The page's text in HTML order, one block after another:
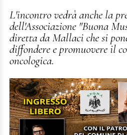
L'incontro vedrà anche la
dell'Associazione "Buona
diretta da Mallaci che si
diffondere e promuovere il
oncologica.